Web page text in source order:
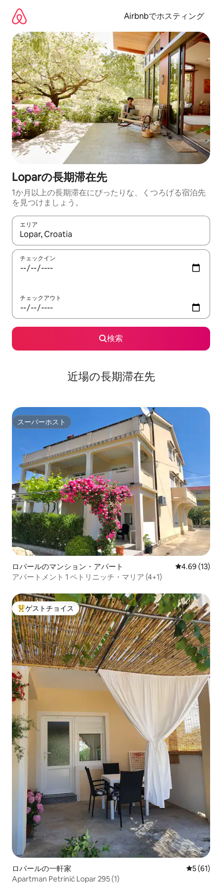
Airbnbでホスティング
Loparの長期滞在先
1か月以上の長期滞在にぴったりな、くつろげる宿泊先
を見つけましょう。
エリア
検索結果が表示されたら、上下の矢印キーを使って移動するか
チェックイン
チェックアウト
検索
近場の長期滞在先
スーパーホスト
スーパーホスト
ロパールのマンション・アパート レビュー13
4.69 (13)
アパートメント 1 ペトリニッチ・マリア (4+1)
大好評のゲストチョイスです。
ゲストチョイス
ロパールの一軒家 レビュー
5 (61)
Apartman Petrinić Lopar 295 (1)